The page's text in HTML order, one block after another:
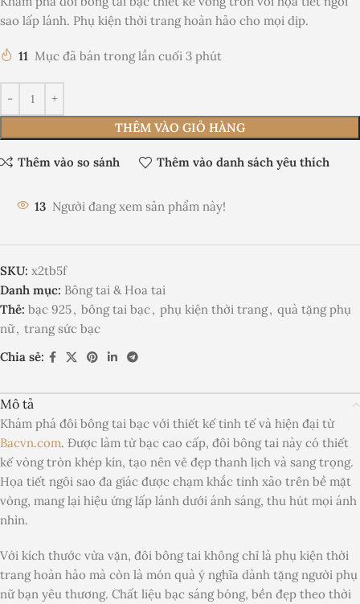
sao lấp lánh. Phụ kiện thời trang hoàn hảo cho mọi dịp.
11 Mục đã bán trong lần cuối 3 phút
THÊM VÀO GIỎ HÀNG
Thêm vào so sánh Thêm vào danh sách yêu thích
13 Người đang xem sản phẩm này!
SKU: x2tb5f
Danh mục: Bông tai & Hoa tai
Thẻ: bạc 925, bông tai bạc, phụ kiện thời trang, quà tặng phụ
nữ, trang sức bạc
Chia sẻ:
Mô tả
Khám phá đôi bông tai bạc với thiết kế tinh tế và hiện đại từ
Bacvn.com. Được làm từ bạc cao cấp, đôi bông tai này có thiết
kế vòng tròn khép kín, tạo nên vẻ đẹp thanh lịch và sang trọng.
Họa tiết ngôi sao đa giác được chạm khắc tinh xảo trên bề mặt
vòng, mang lại hiệu ứng lấp lánh dưới ánh sáng, thu hút mọi ánh
nhìn.
Với kích thước vừa vặn, đôi bông tai không chỉ là phụ kiện thời
trang hoàn hảo mà còn là món quà ý nghĩa dành tặng người phụ
nữ bạn yêu thương. Chất liệu bạc sáng bóng, bền đẹp theo thời